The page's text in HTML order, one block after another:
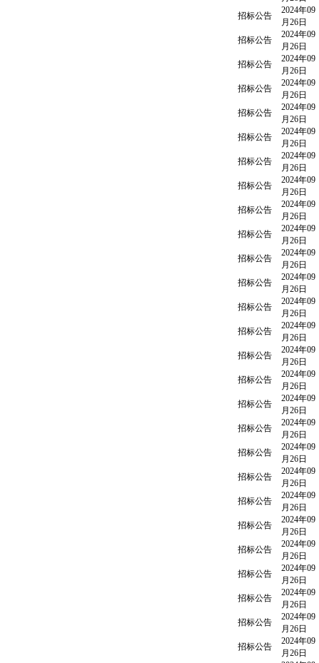
招标公告
2024年09
月26日
招标公告
2024年09
月26日
招标公告
2024年09
月26日
招标公告
2024年09
月26日
招标公告
2024年09
月26日
招标公告
2024年09
月26日
招标公告
2024年09
月26日
招标公告
2024年09
月26日
招标公告
2024年09
月26日
招标公告
2024年09
月26日
招标公告
2024年09
月26日
招标公告
2024年09
月26日
招标公告
2024年09
月26日
招标公告
2024年09
月26日
招标公告
2024年09
月26日
招标公告
2024年09
月26日
招标公告
2024年09
月26日
招标公告
2024年09
月26日
招标公告
2024年09
月26日
招标公告
2024年09
月26日
招标公告
2024年09
月26日
招标公告
2024年09
月26日
招标公告
2024年09
月26日
招标公告
2024年09
月26日
招标公告
2024年09
月26日
招标公告
2024年09
月26日
招标公告
2024年09
月26日